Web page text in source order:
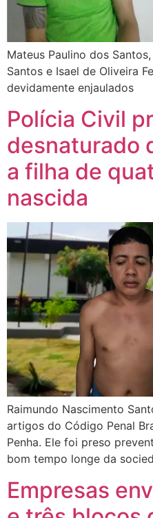
Mateus Paulino dos
Santos e Isael de Oliveira
devidamente enjaulados
Polícia Civil
desnaturado
a filha de
nascida
Raimundo Nascimento
artigos do Código Penal
Penha. Ele foi preso
bom tempo longe da
Empresas